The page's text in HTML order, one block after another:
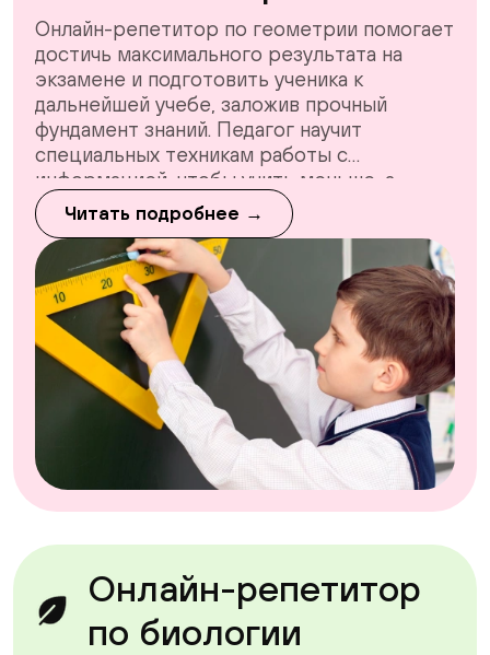
Онлайн-репетитор по геометрии помогает
достичь максимального результата на
экзамене и подготовить ученика к
дальнейшей учебе, заложив прочный
фундамент знаний. Педагог научит
специальных техникам работы с
информацией, чтобы учить меньше, а
понимать больше. Вначале репетитор
составит индивидуальный
образовательный маршрут, устранит все
пробелы, далее выстроит систему,
используя передовые методические
разработки.
Читать подробнее →
Онлайн-репетитор
по биологии